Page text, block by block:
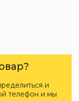
и
телефон и мы